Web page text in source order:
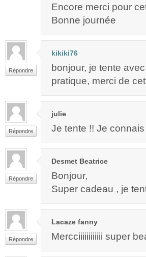
Encore merci pour
Bonne journée
Répondre
kikiki76
bonjour, je tente
pratique, merci de
Répondre
julie
Je tente !! Je
Répondre
Desmet Beatrice
Bonjour,
Super cadeau , je
Répondre
Lacaze fanny
Mercciiiiiiiiiiii super